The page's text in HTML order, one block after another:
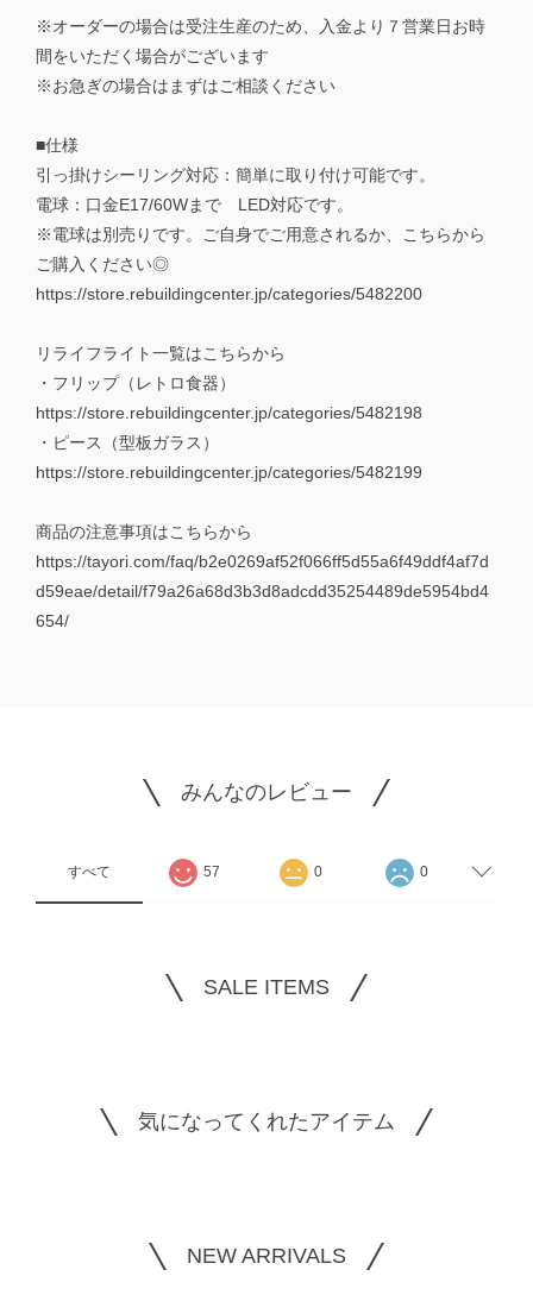
※オーダーの場合は受注生産のため、入金より７営業日お時
間をいただく場合がございます
※お急ぎの場合はまずはご相談ください
■仕様
引っ掛けシーリング対応：簡単に取り付け可能です。
電球：口金E17/60Wまで LED対応です。
※電球は別売りです。ご自身でご用意されるか、こちらから
ご購入ください◎
https://store.rebuildingcenter.jp/categories/5482200
リライフライト一覧はこちらから
・フリップ（レトロ食器）
https://store.rebuildingcenter.jp/categories/5482198
・ピース（型板ガラス）
https://store.rebuildingcenter.jp/categories/5482199
商品の注意事項はこちらから
https://tayori.com/faq/b2e0269af52f066ff5d55a6f49ddf4af7d
d59eae/detail/f79a26a68d3b3d8adcdd35254489de5954bd4
654/
みんなのレビュー
すべて 57 0 0
SALE ITEMS
気になってくれたアイテム
NEW ARRIVALS